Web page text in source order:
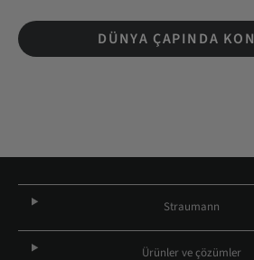
DÜNYA ÇAPINDA
Straumann
Ürünler ve çözümler